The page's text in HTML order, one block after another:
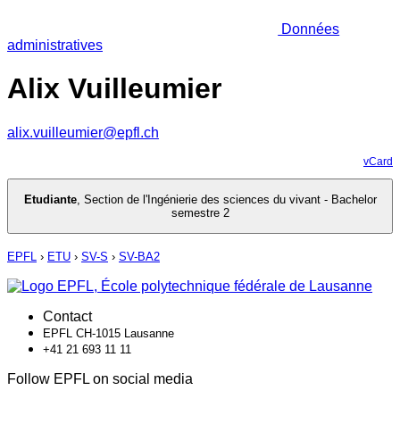
Données
administratives
Alix Vuilleumier
alix.vuilleumier@epfl.ch
vCard
Etudiante, Section de l'Ingénierie des sciences du vivant - Bachelor
semestre 2
EPFL › ETU › SV-S › SV-BA2
Contact
EPFL CH-1015 Lausanne
+41 21 693 11 11
Follow EPFL on social media